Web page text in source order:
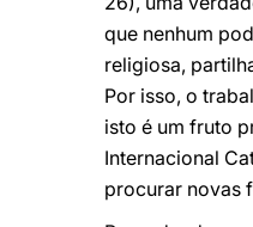
que nenhum
religiosa,
Por isso, o
isto é um fruto
Internacional
procurar novas